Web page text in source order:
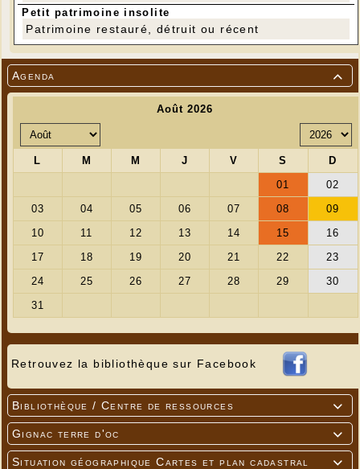

Agenda
Retrouvez la bibliothèque sur Facebook

Bibliothèque / Centre de ressources

Gignac terre d'oc

Situation géographique Cartes et plan cadastral
Petit patrimoine insolite
Patrimoine restauré, détruit ou récent